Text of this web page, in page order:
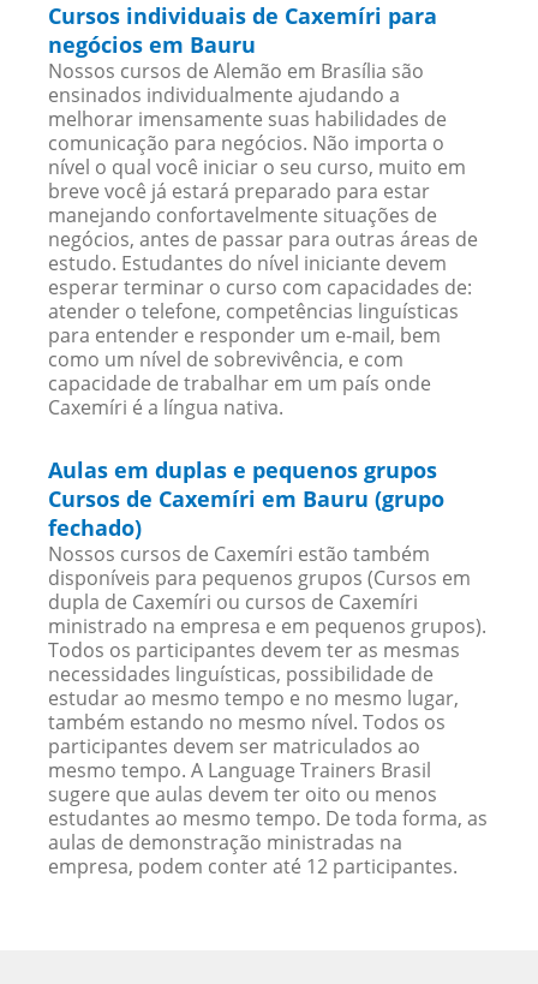
Cursos individuais de Caxemíri para
negócios em Bauru
Nossos cursos de Alemão em Brasília são
ensinados individualmente ajudando a
melhorar imensamente suas habilidades de
comunicação para negócios. Não importa o
nível o qual você iniciar o seu curso, muito em
breve você já estará preparado para estar
manejando confortavelmente situações de
negócios, antes de passar para outras áreas de
estudo. Estudantes do nível iniciante devem
esperar terminar o curso com capacidades de:
atender o telefone, competências linguísticas
para entender e responder um e-mail, bem
como um nível de sobrevivência, e com
capacidade de trabalhar em um país onde
Caxemíri é a língua nativa.
Aulas em duplas e pequenos grupos
Cursos de Caxemíri em Bauru (grupo
fechado)
Nossos cursos de Caxemíri estão também
disponíveis para pequenos grupos (Cursos em
dupla de Caxemíri ou cursos de Caxemíri
ministrado na empresa e em pequenos grupos).
Todos os participantes devem ter as mesmas
necessidades linguísticas, possibilidade de
estudar ao mesmo tempo e no mesmo lugar,
também estando no mesmo nível. Todos os
participantes devem ser matriculados ao
mesmo tempo. A Language Trainers Brasil
sugere que aulas devem ter oito ou menos
estudantes ao mesmo tempo. De toda forma, as
aulas de demonstração ministradas na
empresa, podem conter até 12 participantes.